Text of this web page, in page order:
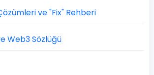
ve "Fix" Rehberi
Web3 Sözlüğü